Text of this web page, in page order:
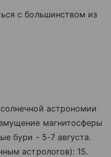
с большинством из
астрономии
магнитосферы
бури - 5-7 августа.
астрологов): 15.